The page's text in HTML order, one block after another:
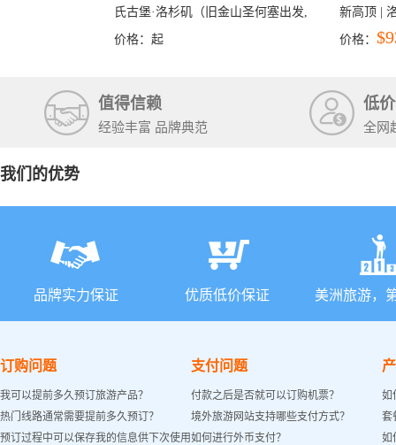
氏古堡·洛杉矶（旧金山圣何塞出发,
洛杉矶结束）
价格： 起
新高顶 |
彩穴+马
价格：
值得信赖
经验丰富 品牌典范
低
全网
我们的优势
品牌实力保证 优质低价保证 美洲旅游，
订购问题
我可以提前多久预订旅游产品？
热门线路通常需要提前多久预订？
预订过程中可以保存我的信息供下次使用
支付问题
付款之后是否就可以订购机票？
境外旅游网站支持哪些支付方式？
如何进行外币支付？
如
套
如